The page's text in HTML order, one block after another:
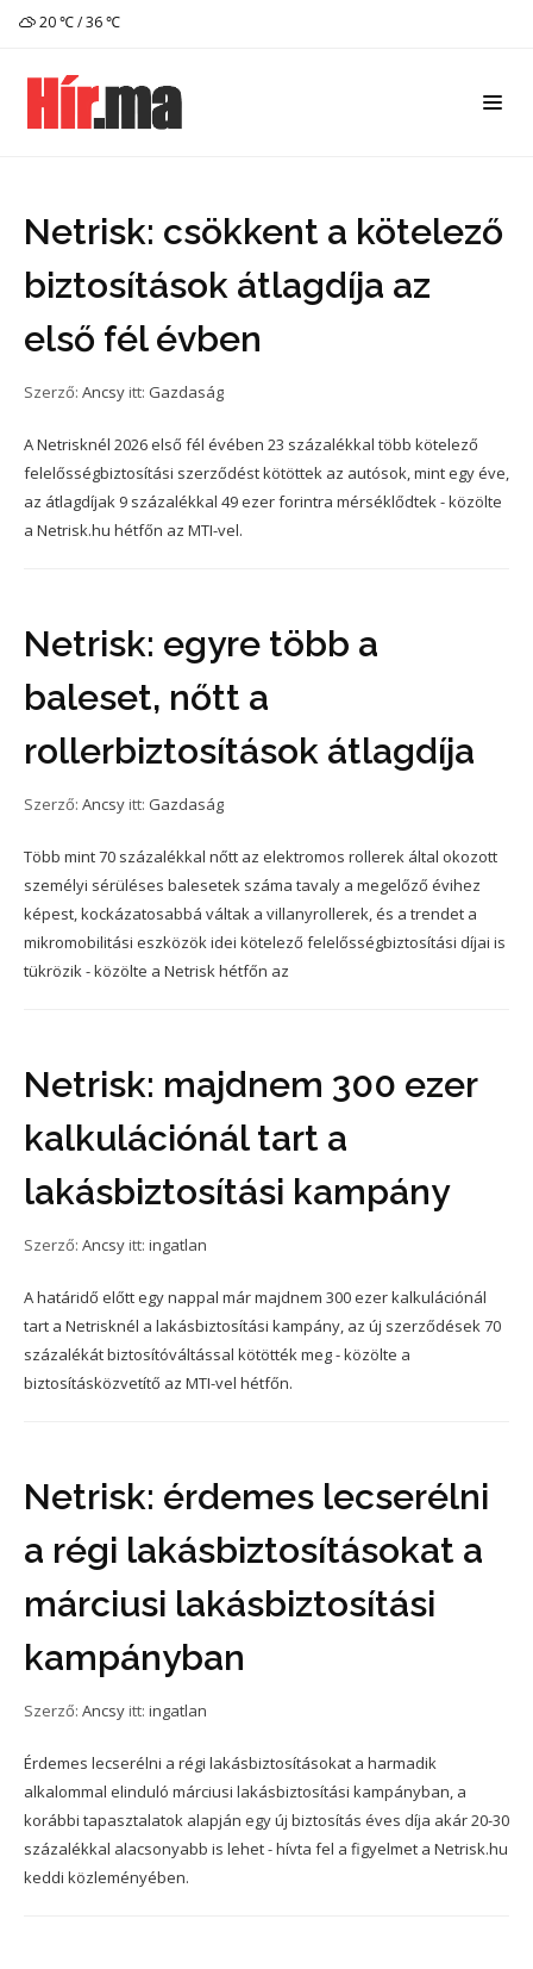
20 ℃ / 36 ℃
Netrisk: csökkent a kötelező
biztosítások átlagdíja az
első fél évben
Szerző: Ancsy itt: Gazdaság
A Netrisknél 2026 első fél évében 23 százalékkal több kötelező
felelősségbiztosítási szerződést kötöttek az autósok, mint egy éve,
az átlagdíjak 9 százalékkal 49 ezer forintra mérséklődtek - közölte
a Netrisk.hu hétfőn az MTI-vel.
Netrisk: egyre több a
baleset, nőtt a
rollerbiztosítások átlagdíja
Szerző: Ancsy itt: Gazdaság
Több mint 70 százalékkal nőtt az elektromos rollerek által okozott
személyi sérüléses balesetek száma tavaly a megelőző évihez
képest, kockázatosabbá váltak a villanyrollerek, és a trendet a
mikromobilitási eszközök idei kötelező felelősségbiztosítási díjai is
tükrözik - közölte a Netrisk hétfőn az
Netrisk: majdnem 300 ezer
kalkulációnál tart a
lakásbiztosítási kampány
Szerző: Ancsy itt: ingatlan
A határidő előtt egy nappal már majdnem 300 ezer kalkulációnál
tart a Netrisknél a lakásbiztosítási kampány, az új szerződések 70
százalékát biztosítóváltással kötötték meg - közölte a
biztosításközvetítő az MTI-vel hétfőn.
Netrisk: érdemes lecserélni
a régi lakásbiztosításokat a
márciusi lakásbiztosítási
kampányban
Szerző: Ancsy itt: ingatlan
Érdemes lecserélni a régi lakásbiztosításokat a harmadik
alkalommal elinduló márciusi lakásbiztosítási kampányban, a
korábbi tapasztalatok alapján egy új biztosítás éves díja akár 20-30
százalékkal alacsonyabb is lehet - hívta fel a figyelmet a Netrisk.hu
keddi közleményében.